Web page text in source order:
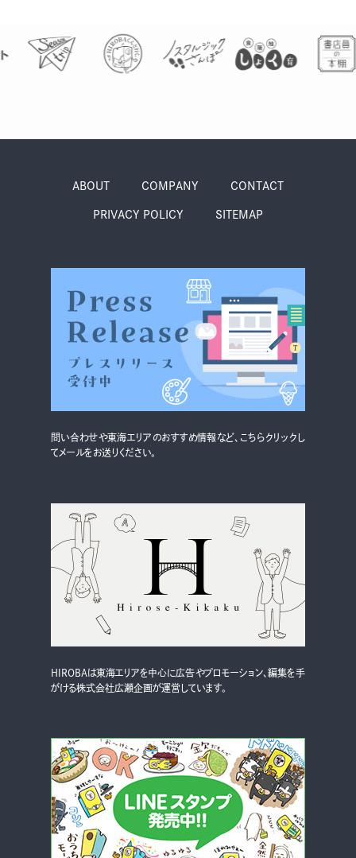
ABOUT COMPANY CONTACT
PRIVACY POLICY SITEMAP
問い合わせや東海エリアのおすすめ情報など、こちらクリックし
てメールをお送りください。
HIROBAは東海エリアを中心に広告やプロモーション、編集を手
がける株式会社広瀬企画が運営しています。